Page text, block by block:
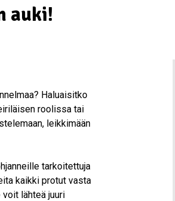
auki!
Haluaisitko
roolissa tai
leikkimään
tarkoitettuja
kaikki protut vasta
lähteä juuri